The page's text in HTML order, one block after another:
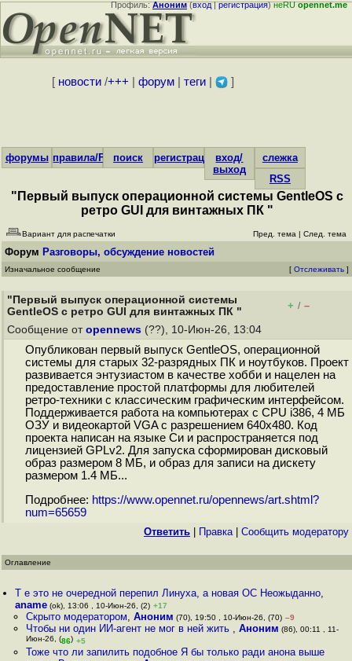
Профиль:Аноним(вход|регистрация)неRUopennet.me
[ новости/+++ форум| теги| ]
форумы правила/FAQпоиск регистрациявход/
выход
слежка
RSS
"Первый выпуск операционной системы GentleOS с
ретро GUI для винтажных ПК "
Вариант для распечатки Пред. тема | След. тема
Форум Разговоры, обсуждение новостей
Изначальное сообщение [ Отслеживать ]
"Первый выпуск операционной системы
GentleOS с ретро GUI для винтажных ПК "
+ / –
Сообщение от opennews (??), 10-Июн-26, 13:04
Опубликован первый выпуск GentleOS, операционной
системы для старых 32-разрядных ПК и ноутбуков. Проект
развивается энтузиастом в качестве хобби и нацелен на
предоставление простой платформы для любителей
ретро-техники с классическим графическим интерфейсом.
Поддерживается работа на компьютерах с CPU i386, 4 МБ
ОЗУ и видеокартой VGA с разрешением 640x480. Код
проекта написан на языке Си и распространяется под
лицензией GPLv2. Для запуска сформирован дисковый
образ размером 8 МБ, и образ для записи на дискету
размером 1.4 МБ...
Подробнее: https://www.opennet.ru/opennews/art.shtml?
num=65659
Ответить Правка| Cообщить модератору
Оглавление
Т е это не очередной перепил Линуха, а новая ОС Неожыданно,
aname (ok), 13:06 , 10-Июн-26, (2) +17
Скрыто модератором, Аноним (70), 19:50 , 10-Июн-26, (70) –9
Чтобы ни один ИИ-агент не мог в ней жить , Аноним (86), 00:11 , 11-
Июн-26, (86) +5
Тоже что ли запилить подобное Я бы только ради анона выше